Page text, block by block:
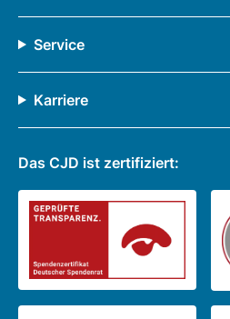
Service
Karriere
Das CJD ist zertifiziert: